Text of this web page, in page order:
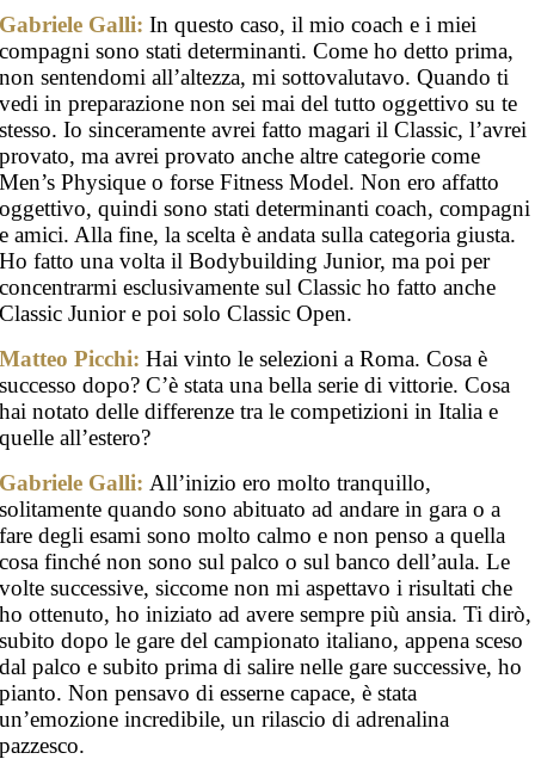
Gabriele Galli: In questo caso, il mio coach e i miei
compagni sono stati determinanti. Come ho detto prima,
non sentendomi all’altezza, mi sottovalutavo. Quando ti
vedi in preparazione non sei mai del tutto oggettivo su te
stesso. Io sinceramente avrei fatto magari il Classic, l’avrei
provato, ma avrei provato anche altre categorie come
Men’s Physique o forse Fitness Model. Non ero affatto
oggettivo, quindi sono stati determinanti coach, compagni
e amici. Alla fine, la scelta è andata sulla categoria giusta.
Ho fatto una volta il Bodybuilding Junior, ma poi per
concentrarmi esclusivamente sul Classic ho fatto anche
Classic Junior e poi solo Classic Open.
Matteo Picchi: Hai vinto le selezioni a Roma. Cosa è
successo dopo? C’è stata una bella serie di vittorie. Cosa
hai notato delle differenze tra le competizioni in Italia e
quelle all’estero?
Gabriele Galli: All’inizio ero molto tranquillo,
solitamente quando sono abituato ad andare in gara o a
fare degli esami sono molto calmo e non penso a quella
cosa finché non sono sul palco o sul banco dell’aula. Le
volte successive, siccome non mi aspettavo i risultati che
ho ottenuto, ho iniziato ad avere sempre più ansia. Ti dirò,
subito dopo le gare del campionato italiano, appena sceso
dal palco e subito prima di salire nelle gare successive, ho
pianto. Non pensavo di esserne capace, è stata
un’emozione incredibile, un rilascio di adrenalina
pazzesco.